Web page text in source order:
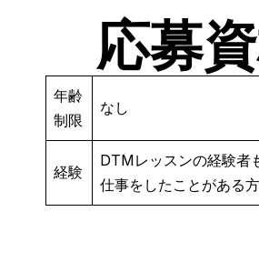
応募
年齢
制限
なし
経験
DTMレッスンの経験者
仕事をしたことがある方